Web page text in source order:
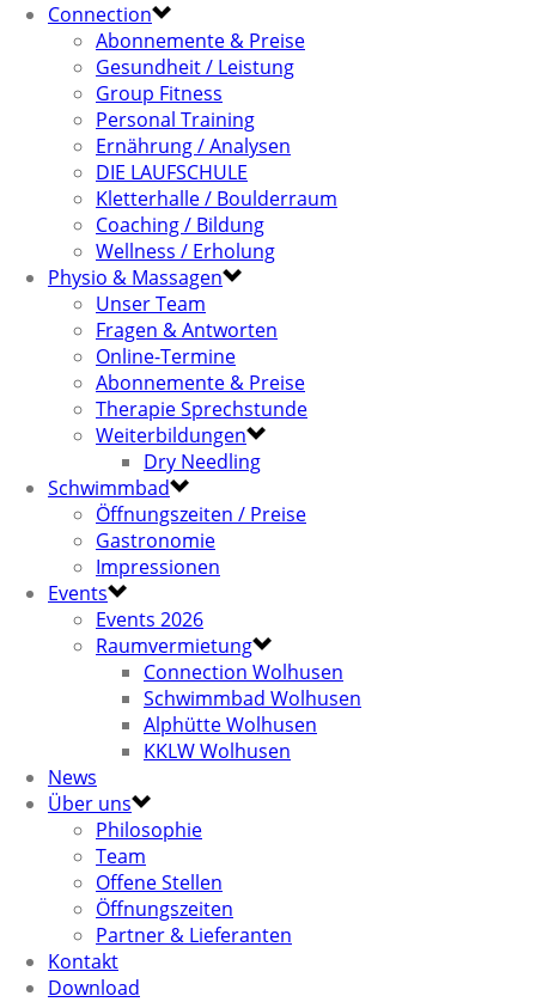
Connection
Abonnemente & Preise
Gesundheit / Leistung
Group Fitness
Personal Training
Ernährung / Analysen
DIE LAUFSCHULE
Kletterhalle / Boulderraum
Coaching / Bildung
Wellness / Erholung
Physio & Massagen
Unser Team
Fragen & Antworten
Online-Termine
Abonnemente & Preise
Therapie Sprechstunde
Weiterbildungen
Dry Needling
Schwimmbad
Öffnungszeiten / Preise
Gastronomie
Impressionen
Events
Events 2026
Raumvermietung
Connection Wolhusen
Schwimmbad Wolhusen
Alphütte Wolhusen
KKLW Wolhusen
News
Über uns
Philosophie
Team
Offene Stellen
Öffnungszeiten
Partner & Lieferanten
Kontakt
Download